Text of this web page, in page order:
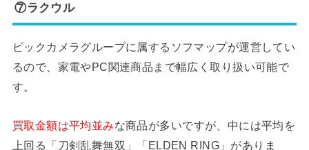
⑦ラクウル
ビックカメラグループに属するソフマップが運営してい
るので、家電やPC関連商品まで幅広く取り扱い可能で
す。
買取金額は平均並みな商品が多いですが、中には平均を
上回る「刀剣乱舞無双」「ELDEN RING」がありま